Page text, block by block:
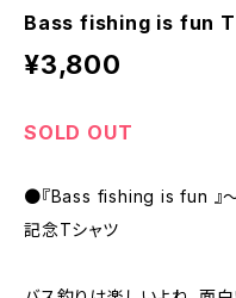
Bass fishing is fun T
¥3,800
SOLD OUT
●『Bass fishing is fun 』
記念Tシャツ